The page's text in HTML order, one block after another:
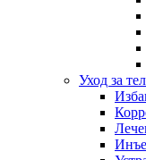
Уход за